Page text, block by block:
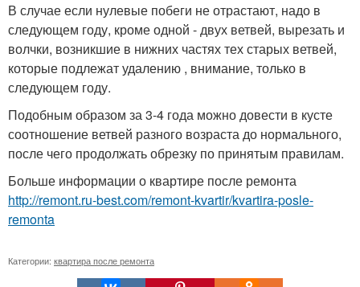
В случае если нулевые побеги не отрастают, надо в
следующем году, кроме одной - двух ветвей, вырезать и
волчки, возникшие в нижних частях тех старых ветвей,
которые подлежат удалению , внимание, только в
следующем году.
Подобным образом за 3-4 года можно довести в кусте
соотношение ветвей разного возраста до нормального,
после чего продолжать обрезку по принятым правилам.
Больше информации о квартире после ремонта
http://remont.ru-best.com/remont-kvartir/kvartira-posle-
remonta
Категории: квартира после ремонта